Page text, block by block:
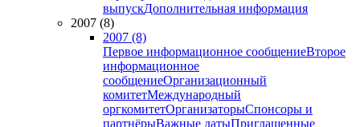
выпускДополнительная информация
2007 (8)
2007 (8)
Первое информационное сообщениеВторое
информационное
сообщениеОрганизационный
комитетМеждународный
оргкомитетОрганизаторыСпонсоры и
партнёрыВажные датыПриглашенные